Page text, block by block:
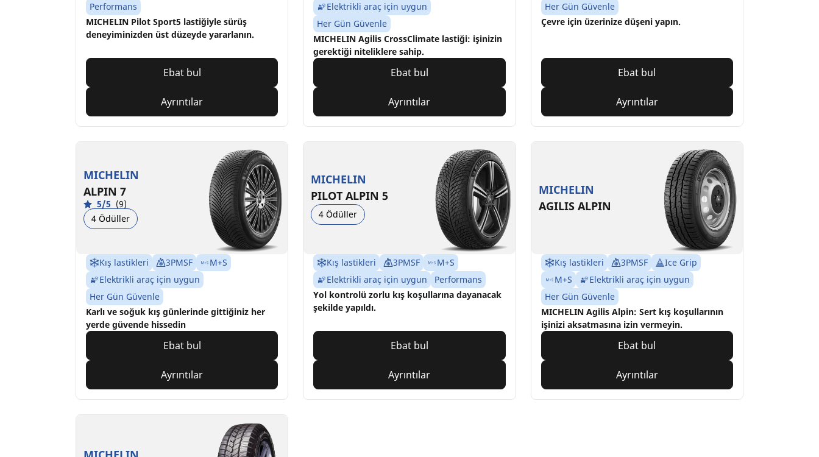
Performans
MICHELIN Pilot Sport5 lastiğiyle sürüş
deneyiminizden üst düzeyde yararlanın.
Ebat bul
Ayrıntılar
Elektrikli araç için uygun
Her Gün Güvenle
MICHELIN Agilis CrossClimate lastiği: işinizin
gerektiği niteliklere sahip.
Ebat bul
Ayrıntılar
Her Gün Güvenle
Çevre için üzerinize düşeni yapın.
Ebat bul
Ayrıntılar
MICHELIN
ALPIN 7
5/5 (9)
4 Ödüller
Kış lastikleri 3PMSF
M+S
Elektrikli araç için uygun
Her Gün Güvenle
Karlı ve soğuk kış günlerinde gittiğiniz her
yerde güvende hissedin
Ebat bul
Ayrıntılar
MICHELIN
PILOT ALPIN 5
4 Ödüller
Kış lastikleri 3PMSF
M+S
Elektrikli araç için uygun
Performans
Yol kontrolü zorlu kış koşullarına dayanacak
şekilde yapıldı.
Ebat bul
Ayrıntılar
MICHELIN
AGILIS ALPIN
Kış lastikleri 3PMSF
Ice Grip
M+S
Elektrikli araç için uygun
Her Gün Güvenle
MICHELIN Agilis Alpin: Sert kış koşullarının
işinizi aksatmasına izin vermeyin.
Ebat bul
Ayrıntılar